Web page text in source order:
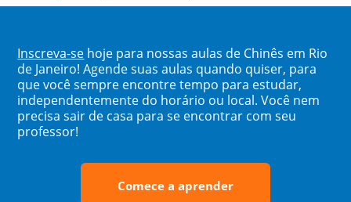
Inscreva-se hoje para nossas aulas de Chinês em Rio
de Janeiro! Agende suas aulas quando quiser, para
que você sempre encontre tempo para estudar,
independentemente do horário ou local. Você nem
precisa sair de casa para se encontrar com seu
professor!
Comece a aprender